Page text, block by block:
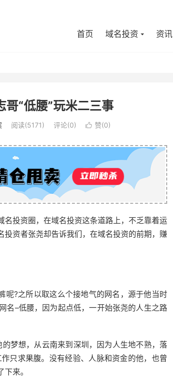
首页 域名投资 资讯
“低腰”玩米二三事
阅读(5171) 评论(0)  赞(0)
投资圈，在域名投资这条道路上，不乏靠着运
资者张尧却告诉我们，在域名投资的前期，赚
呢?之所以取这么个接地气的网名，源于他当时
名–低腰，因为起点低，一开始张尧的人生之路
梦想，从云南来到深圳，因为人生地不熟，落
只求果腹。没有经验、人脉和资金的他，也曾
来。